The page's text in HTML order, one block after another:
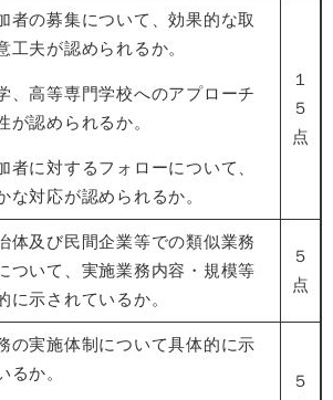
者の募集について、効果的な取
工夫が認められるか。
、高等専門学校へのアプローチ
が認められるか。
者に対するフォローについて、
な対応が認められるか。
１
５
点
体及び民間企業等での類似業務
ついて、実施業務内容・規模等
に示されているか。
５
点
の実施体制について具体的に示
るか。
５